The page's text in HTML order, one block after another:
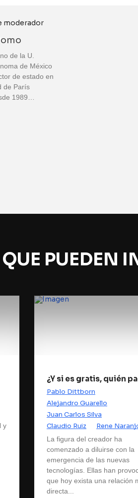
de la U.
de México
de estado en
de París
1989…
PUEDEN
y
¿Y si es gratis, quién
Pablo Dittborn
Alejandro Guarello
Juan Carlos Silva
Claudio Ruiz
Rene
La figura del creador ha
comenzado a diluirse con la
emergencia de las nuevas
tecnologías. Ellas han
que hoy exista una relación
directa...